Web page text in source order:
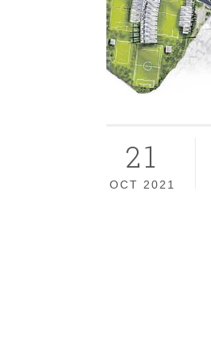
21
OCT 2021